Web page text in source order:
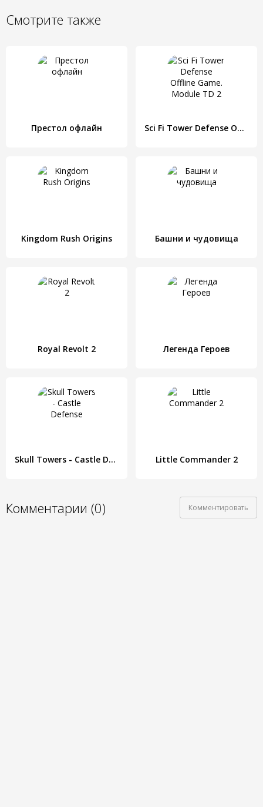
Смотрите также
Престол офлайн Sci Fi Tower Defense Offline Game. Module TD 2
Kingdom Rush Origins Башни и чудовища
Royal Revolt 2 Легенда Героев
Skull Towers - Castle Defense Little Commander 2
Комментарии (0) Комментировать